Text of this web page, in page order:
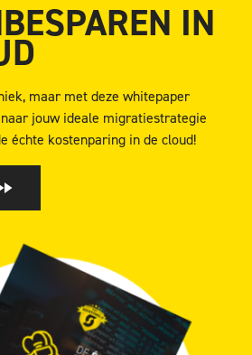
IN
maar met deze whitepaper
jouw ideale migratiestrategie
échte kostenparing in de cloud!